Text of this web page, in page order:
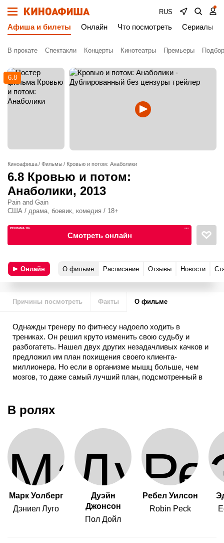
RUS
Афиша и билеты Онлайн Что посмотреть Сериалы
В прокате Спектакли Концерты Кинотеатры Премьеры
6.8
Киноафиша Фильмы Кровью и потом: Анаболики
6.8 Кровью и потом:
Анаболики, 2013
Pain and Gain
США / драма, боевик, комедия / 18+
РЕКЛАМА 18+ •••
Смотреть онлайн
Онлайн О фильме Расписание Отзывы Новости
Причины посмотреть Факты О фильме
Однажды тренеру по фитнесу надоело ходить в
трениках. Он решил круто изменить свою судьбу и
разбогатеть. Нашел двух других незадачливых качков и
предложил им план похищения своего клиента-
миллионера. Но если в организме мышц больше, чем
мозгов, то даже самый лучший план, подсмотренный в
В ролях
Марк Уолберг
Дэниел Луго
Дуэйн
Джонсон
Пол Дойл
Ребел Уилсон
Robin Peck